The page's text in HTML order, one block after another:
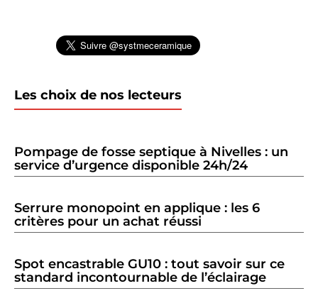
Les choix de nos lecteurs
Pompage de fosse septique à Nivelles : un
service d’urgence disponible 24h/24
Serrure monopoint en applique : les 6
critères pour un achat réussi
Spot encastrable GU10 : tout savoir sur ce
standard incontournable de l’éclairage